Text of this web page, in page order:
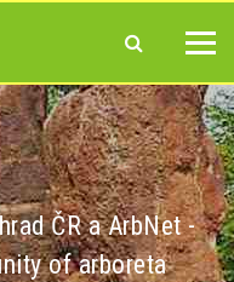
ČR a ArbNet -
of arboreta